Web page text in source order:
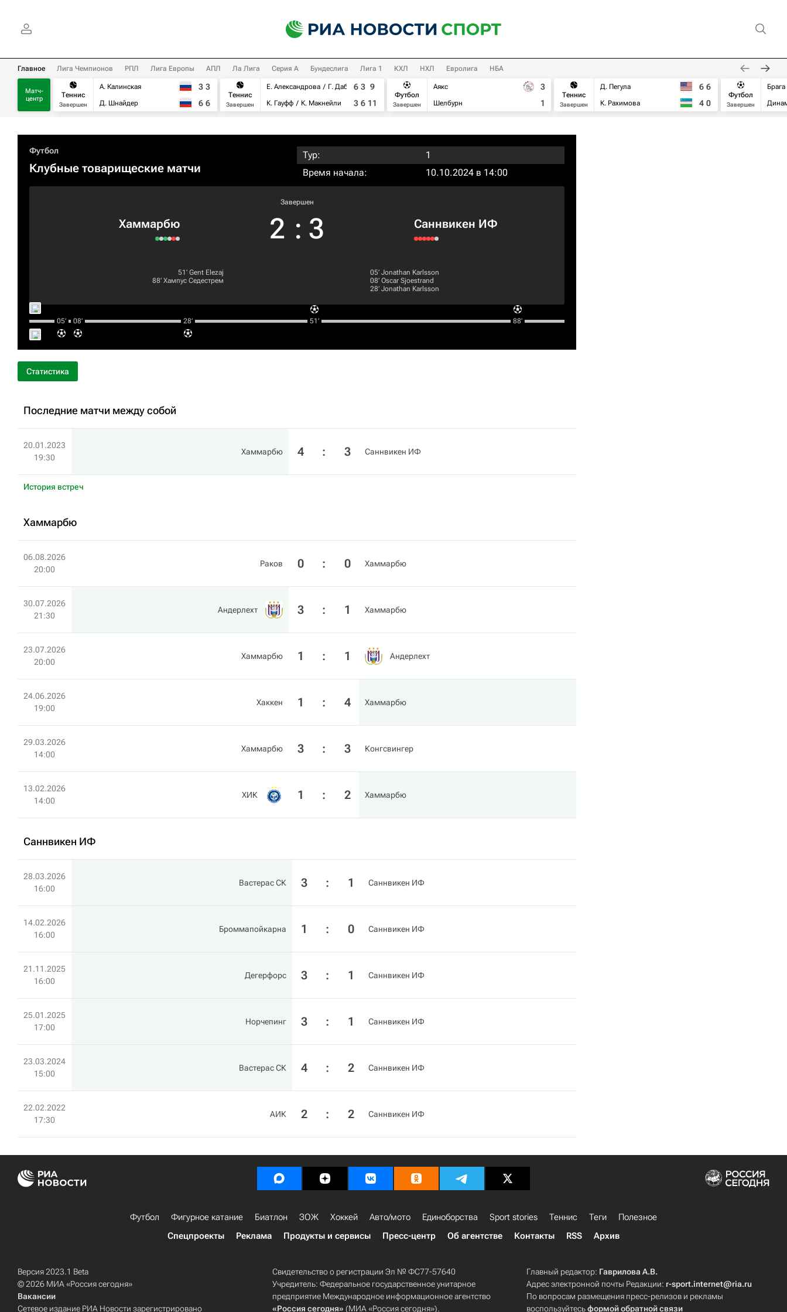
Главное Лига Чемпионов РПЛ Лига Европы АПЛ Ла Лига Серия А Бундеслига Лига 1 КХЛ НХЛ Евролига НБА
Матч-
центр
Теннис
Завершен
А. Калинская
Д. Шнайдер
3 3
6 6
Теннис
Завершен
Е. Александрова
Г. Дабровски
К. Гауфф
К. Макнейли
6 3 9
3 6 11
Футбол
Завершен
Аякс
Шелбурн
3
1
Теннис
Завершен
Д. Пегула
К. Рахимова
6 6
4 0
Футбол
Завершен
Брага
Футбол
Клубные товарищеские матчи
Тур:
1
Время начала:
10.10.2024 в 14:00
Хаммарбю
Завершен
2 : 3 Саннвикен ИФ
51‎’‎ Gent Elezaj
88‎’‎ Хампус Седестрем
05‎’‎ Jonathan Karlsson
08‎’‎ Oscar Sjoestrand
28‎’‎ Jonathan Karlsson
05‎’‎ 08‎’‎ 28‎’‎ 51‎’‎ 88‎’‎
Статистика
Последние матчи между собой
20.01.2023
19:30
Хаммарбю 4 : 3 Саннвикен ИФ
История встреч
Хаммарбю
06.08.2026
20:00
Раков 0 : 0 Хаммарбю
30.07.2026
21:30
Андерлехт 3 : 1 Хаммарбю
23.07.2026
20:00
Хаммарбю 1 : 1 Андерлехт
24.06.2026
19:00
Хаккен 1 : 4 Хаммарбю
29.03.2026
14:00
Хаммарбю 3 : 3 Конгсвингер
13.02.2026
14:00
ХИК 1 : 2 Хаммарбю
Саннвикен ИФ
28.03.2026
16:00
Вастерас СК 3 : 1 Саннвикен ИФ
14.02.2026
16:00
Броммапойкарна 1 : 0 Саннвикен ИФ
21.11.2025
16:00
Дегерфорс 3 : 1 Саннвикен ИФ
25.01.2025
17:00
Норчепинг 3 : 1 Саннвикен ИФ
23.03.2024
15:00
Вастерас СК 4 : 2 Саннвикен ИФ
22.02.2022
17:30
АИК 2 : 2 Саннвикен ИФ
Футбол Фигурное катание Биатлон ЗОЖ Хоккей Авто/мото Единоборства Sport stories Теннис Теги
Полезное
Спецпроекты
Реклама Продукты и сервисы Пресс-центр Об агентстве Контакты RSS Архив
Версия 2023.1 Beta
© 2026 МИА «Россия сегодня»
Вакансии
Сетевое издание РИА Новости зарегистрировано
Свидетельство о регистрации Эл № ФС77-57640
Учредитель: Федеральное государственное унитарное
предприятие Международное информационное агентство
«Россия сегодня» (МИА «Россия сегодня»).
Главный редактор: Гаврилова А.В.
Адрес электронной почты Редакции: r-sport.internet@ria.ru
По вопросам размещения пресс-релизов и рекламы
воспользуйтесьформой обратной связи